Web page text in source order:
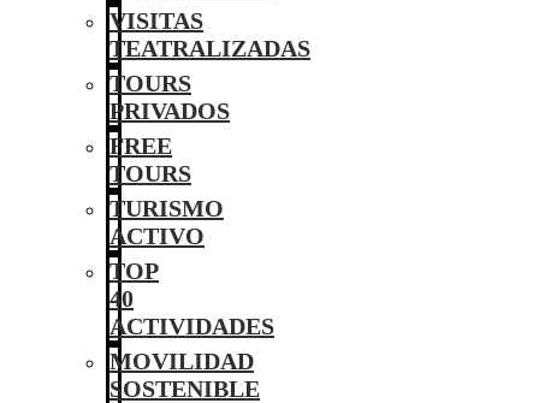
VISITAS
TEATRALIZADAS
TOURS
PRIVADOS
FREE
TOURS
TURISMO
ACTIVO
TOP
40
ACTIVIDADES
MOVILIDAD
SOSTENIBLE